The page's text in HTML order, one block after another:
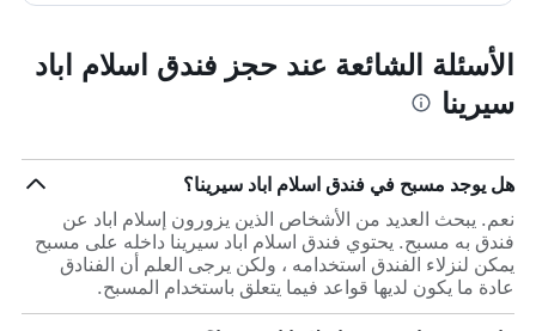
الأسئلة الشائعة عند حجز فندق اسلام اباد
سيرينا
هل يوجد مسبح في فندق اسلام اباد سيرينا؟
نعم. يبحث العديد من الأشخاص الذين يزورون إسلام اباد عن
فندق به مسبح. يحتوي فندق اسلام اباد سيرينا داخله على مسبح
يمكن لنزلاء الفندق استخدامه ، ولكن يرجى العلم أن الفنادق
عادة ما يكون لديها قواعد فيما يتعلق باستخدام المسبح.